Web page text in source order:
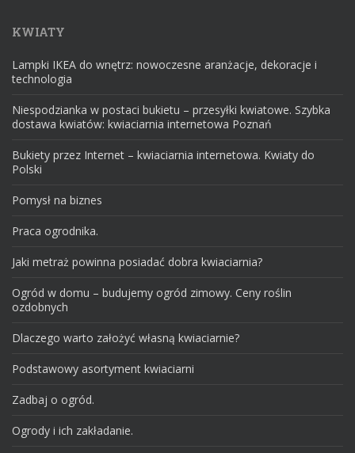
KWIATY
Lampki IKEA do wnętrz: nowoczesne aranżacje, dekoracje i
technologia
Niespodzianka w postaci bukietu – przesyłki kwiatowe. Szybka
dostawa kwiatów: kwiaciarnia internetowa Poznań
Bukiety przez Internet – kwiaciarnia internetowa. Kwiaty do
Polski
Pomysł na biznes
Praca ogrodnika.
Jaki metraż powinna posiadać dobra kwiaciarnia?
Ogród w domu – budujemy ogród zimowy. Ceny roślin
ozdobnych
Dlaczego warto założyć własną kwiaciarnie?
Podstawowy asortyment kwiaciarni
Zadbaj o ogród.
Ogrody i ich zakładanie.